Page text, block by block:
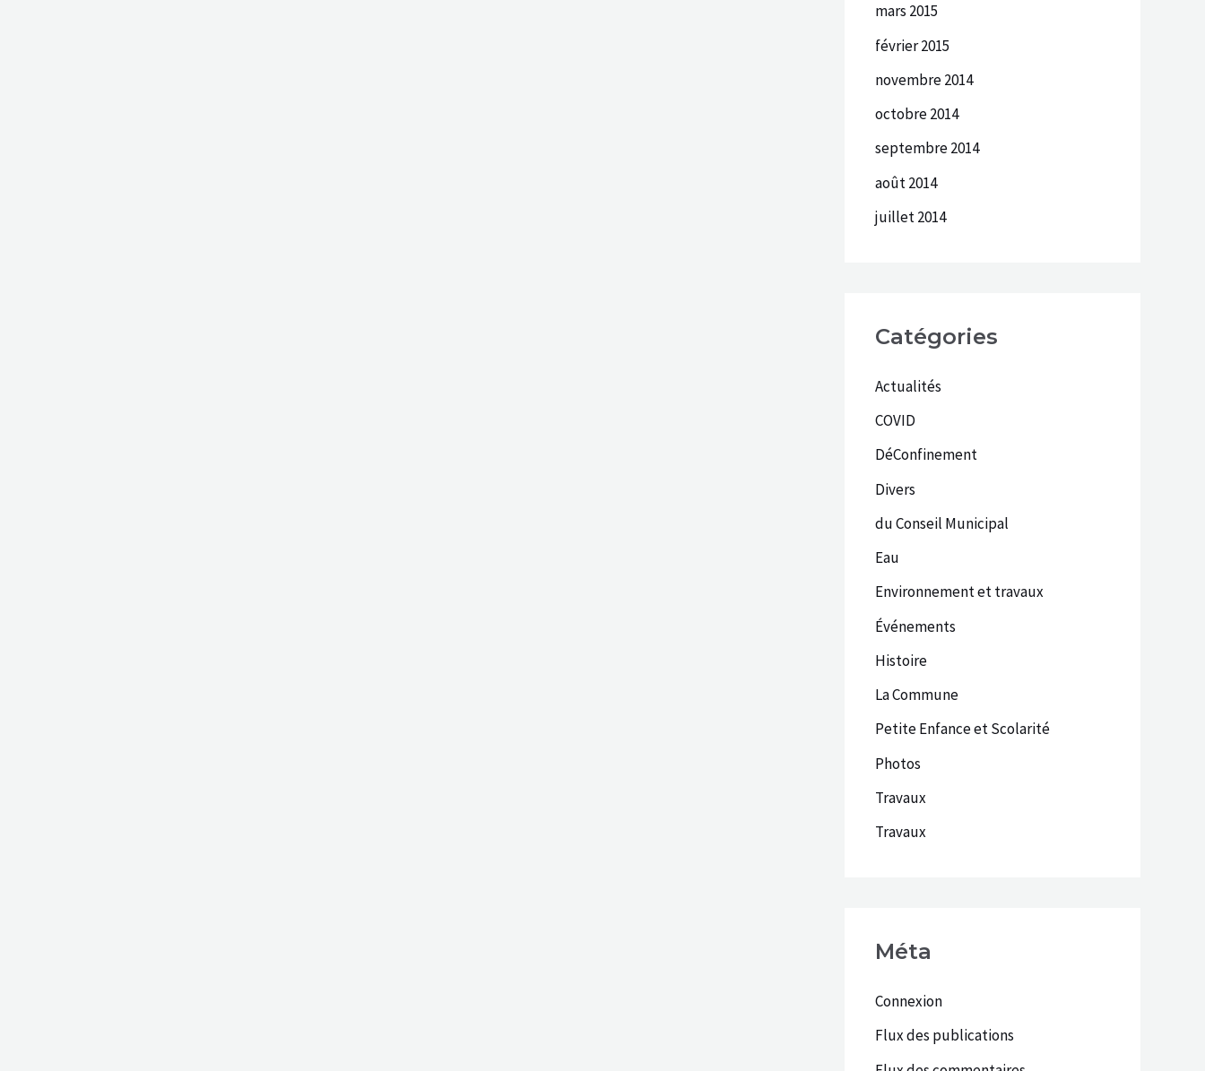
mars 2015
février 2015
novembre 2014
octobre 2014
septembre 2014
août 2014
juillet 2014
Catégories
Actualités
COVID
DéConfinement
Divers
du Conseil Municipal
Eau
Environnement et travaux
Événements
Histoire
La Commune
Petite Enfance et Scolarité
Photos
Travaux
Travaux
Méta
Connexion
Flux des publications